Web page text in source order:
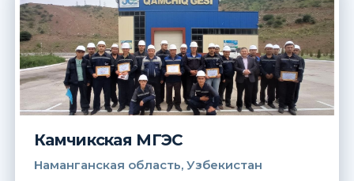
Камчикская МГЭС
Наманганская область, Узбекистан